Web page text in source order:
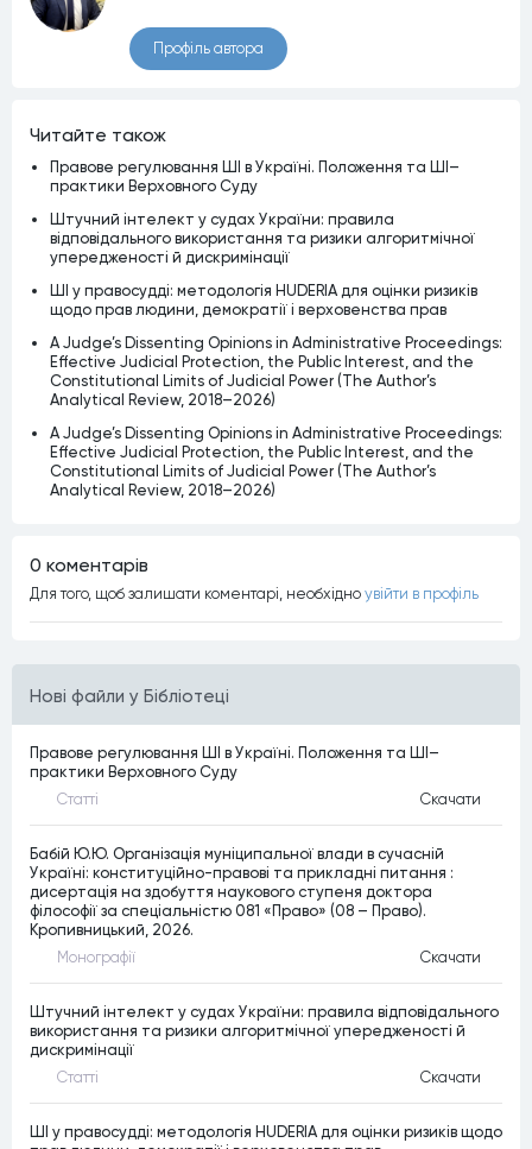
Нові файли у Бібліотеці
Правове регулювання ШІ в Україні. Положення та ШІ–
практики Верховного Суду
Статтi Скачати
Бабій Ю.Ю. Організація муніципальної влади в сучасній
Україні: конституційно-правові та прикладні питання :
дисертація на здобуття наукового ступеня доктора
філософії за спеціальністю 081 «Право» (08 – Право).
Кропивницький, 2026.
Монографiї Скачати
Штучний інтелект у судах України: правила відповідального
використання та ризики алгоритмічної упередженості й
дискримінації
Статтi Скачати
ШІ у правосудді: методологія HUDERIA для оцінки ризиків щодо
Профiль автора
Читайте також
Правове регулювання ШІ в Україні. Положення та ШІ–
практики Верховного Суду
Штучний інтелект у судах України: правила
відповідального використання та ризики алгоритмічної
упередженості й дискримінації
ШІ у правосудді: методологія HUDERIA для оцінки ризиків
щодо прав людини, демократії і верховенства прав
A Judge’s Dissenting Opinions in Administrative Proceedings:
Effective Judicial Protection, the Public Interest, and the
Constitutional Limits of Judicial Power (The Author’s
Analytical Review, 2018–2026)
A Judge’s Dissenting Opinions in Administrative Proceedings:
Effective Judicial Protection, the Public Interest, and the
Constitutional Limits of Judicial Power (The Author’s
Analytical Review, 2018–2026)
0 коментарiв
Для того, щоб залишати коментарi, необхiдно увiйти в профiль